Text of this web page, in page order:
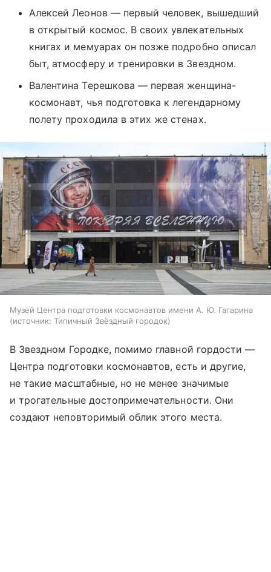
Алексей Леонов — первый человек, вышедший
в открытый космос. В своих увлекательных
книгах и мемуарах он позже подробно описал
быт, атмосферу и тренировки в Звездном.
Валентина Терешкова — первая женщина-
космонавт, чья подготовка к легендарному
полету проходила в этих же стенах.
Музей Центра подготовки космонавтов имени А. Ю. Гагарина
источник: Типичный Звёздный городок
В Звездном Городке, помимо главной гордости —
Центра подготовки космонавтов, есть и другие,
не такие масштабные, но не менее значимые
и трогательные достопримечательности. Они
создают неповторимый облик этого места.